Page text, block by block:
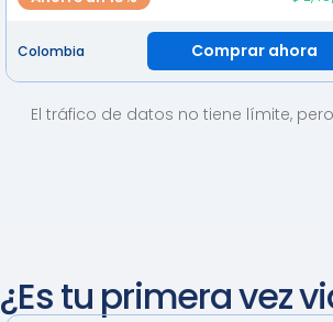
Colombia Comprar ahora
El tráfico de datos no tiene límite,
¿Es tu primera vez